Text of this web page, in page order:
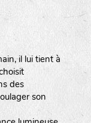
il lui tient à
des
son